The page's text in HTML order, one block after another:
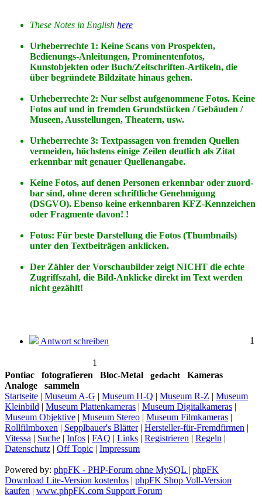
These Notes in English here
Urheberrechte 1: Keine Scans von Prospekten,
Bedienungs-Anleitungen, Prominentenfotos,
Kunstobjekten oder Buch/Zeitschriften-Artikeln, die
über begründete Bildzitate hinaus gehen.
Urheberrechte 2: Nur selbst aufgenommene Fotos. Keine
Fotos aufund in fremden Grundstücken / Gebäuden /
Museen, Ausstellungen, Theatern, usw.
Urheberrechte 3: Textpassagen von fremden Quellen
vermeiden, höchstens einige Zeilen deutlich als Zitat
erkennbar mit genauer Quellenangabe.
Keine Fotos, auf denen Personen erkennbar oder zuord-
bar sind, ohne deren schriftliche Genehmigung
(DSGVO). Ebenso keine erkennbaren KFZ-Kennzeichen
oder Fragmente davon! !
Fotos: Für beste Darstellung die Fotos (Thumbnails)
unter den Textbeiträgen anklicken.
Der Zähler der Vorschaubilder zeigt NICHT die echte
Zugriffszahl, die Bild-Anklicke direkt im Text werden
nicht gezählt!
Antwort schreiben 1
1
Pontiac
fotografieren Bloc-Metal gedacht
Kameras
Analoge
sammeln
Startseite | Museum A-G | Museum H-Q | Museum R-Z | Museum
Kleinbild | Museum Plattenkameras | Museum Digitalkameras |
Museum Objektive | Museum Stereo | Museum Filmkameras |
Rollfilmboxen | Sepplbauer's Blätter| Hersteller-für-Fremdfirmen |
Vitessa | Suche | Infos | FAQ | Links | Registrieren | Regeln |
Datenschutz | Off Topic | Impressum
Powered by: phpFK - PHP-Forum ohne MySQL | phpFK
Download Lite-Version kostenlos | phpFK Shop Voll-Version
kaufen | www.phpFK.com Support Forum